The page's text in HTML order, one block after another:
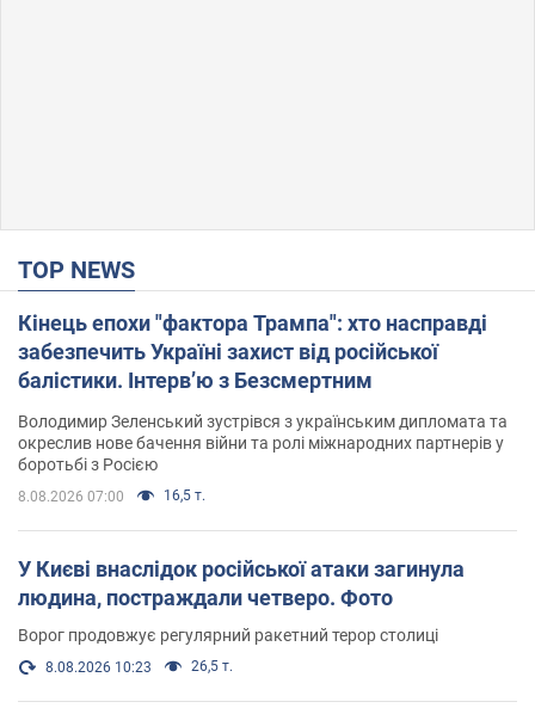
TOP NEWS
Кінець епохи "фактора Трампа": хто насправді
забезпечить Україні захист від російської
балістики. Інтерв’ю з Безсмертним
Володимир Зеленський зустрівся з українським дипломата та
окреслив нове бачення війни та ролі міжнародних партнерів у
боротьбі з Росією
8.08.2026 07:00 16,5 т.
У Києві внаслідок російської атаки загинула
людина, постраждали четверо. Фото
Ворог продовжує регулярний ракетний терор столиці
8.08.2026 10:23 26,5 т.